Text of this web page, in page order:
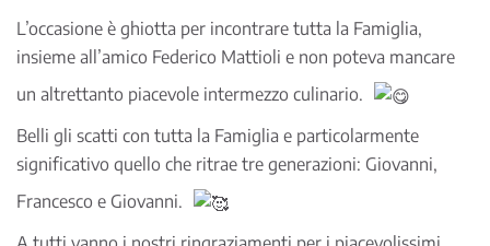
L’occasione è ghiotta per incontrare tutta la Famiglia,
insieme all’amico Federico Mattioli e non poteva mancare
un altrettanto piacevole intermezzo culinario.
Belli gli scatti con tutta la Famiglia e particolarmente
significativo quello che ritrae tre generazioni: Giovanni,
Francesco e Giovanni.